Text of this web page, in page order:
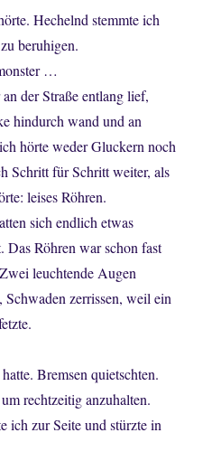
Hechelnd stemmte ich
beruhigen.
…
der Straße entlang lief,
hindurch wand und an
hörte weder Gluckern noch
Schritt für Schritt weiter, als
leises Röhren.
sich endlich etwas
Das Röhren war schon fast
leuchtende Augen
Schwaden zerrissen, weil ein
Bremsen quietschten.
rechtzeitig anzuhalten.
ich zur Seite und stürzte in